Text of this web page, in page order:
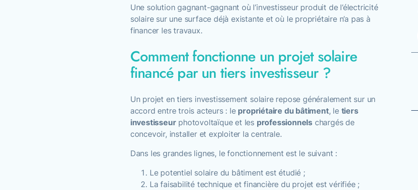
Une solution gagnant-gagnant où l’investisseur produit de l’électricité
solaire sur une surface déjà existante et où le propriétaire n’a pas à
financer les travaux.
Comment fonctionne un projet solaire
financé par un tiers investisseur ?
Un projet en tiers investissement solaire repose généralement sur un
accord entre trois acteurs : le propriétaire du bâtiment, le tiers
investisseurphotovoltaïque et les professionnels chargés de
concevoir, installer et exploiter la centrale.
Dans les grandes lignes, le fonctionnement est le suivant :
Le potentiel solaire du bâtiment est étudié ;
La faisabilité technique et financière du projet est vérifiée ;